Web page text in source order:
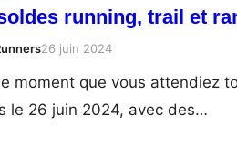
running, trail et
26 juin 2024
le moment que vous attendiez
le 26 juin 2024, avec des…